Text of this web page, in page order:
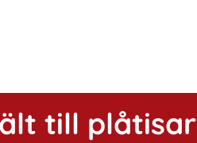
till plåtisar